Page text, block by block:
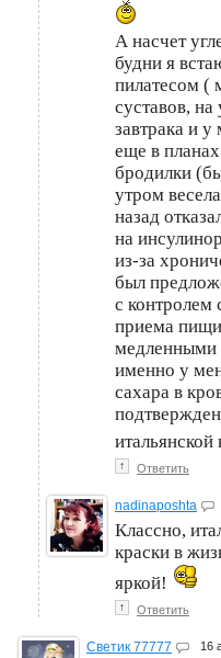
А насчет
будни я
пилатесом (
суставов,
завтрака и
еще в
бродилки
утром
назад
на
из-за
был
с контролем
приема
медленными
именно у
сахара в
итальянской
↑ Ответить
nadinaposhta
Классно,
краски в
яркой!
↑ Ответить
Светик 77777 16